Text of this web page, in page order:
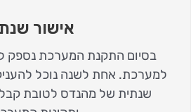
אישור
בסיום התקנת המערכת נספק
למערכת. אחת לשנה נוכל
שנתית של מהנדס לטובת